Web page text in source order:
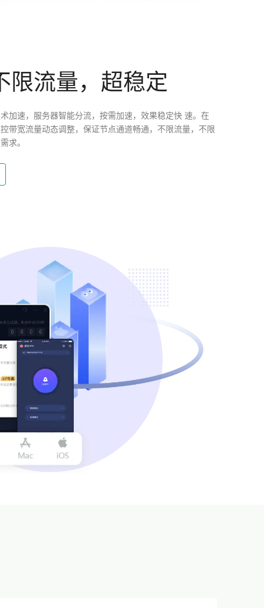
限流量，超稳定
加速，服务器智能分流，按需加速，效果稳定快 速。在
带宽流量动态调整，保证节点通道畅通，不限流量，不限
求。